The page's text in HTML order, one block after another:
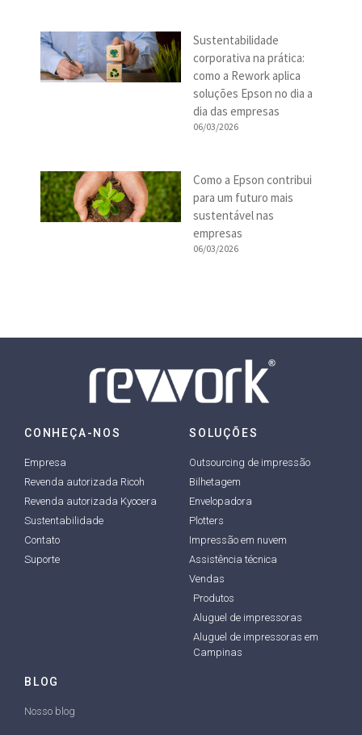
Sustentabilidade
corporativa na prática:
como a Rework aplica
soluções Epson no dia a
dia das empresas
06/03/2026
Como a Epson contribui
para um futuro mais
sustentável nas
empresas
06/03/2026
CONHEÇA-NOS
Empresa
Revenda autorizada Ricoh
Revenda autorizada Kyocera
Sustentabilidade
Contato
Suporte
SOLUÇÕES
Outsourcing de impressão
Bilhetagem
Envelopadora
Plotters
Impressão em nuvem
Assistência técnica
Vendas
Produtos
Aluguel de impressoras
Aluguel de impressoras em
Campinas
BLOG
Nosso blog